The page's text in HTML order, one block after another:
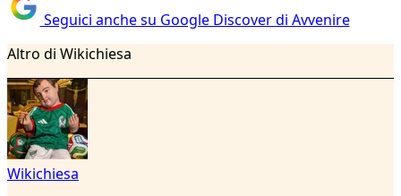
Seguici anche su Google Discover di Avvenire
Altro di Wikichiesa
Wikichiesa